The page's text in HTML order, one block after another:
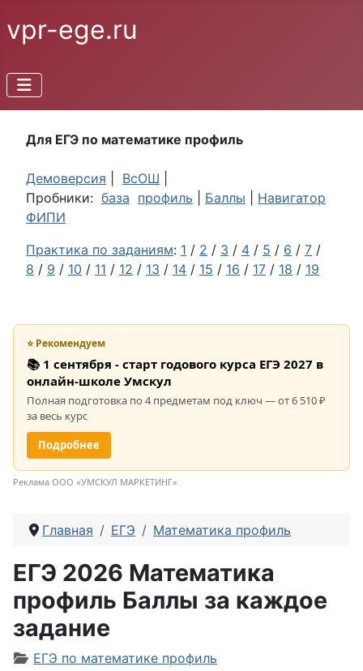
vpr-ege.ru
Для ЕГЭ по математике профиль
Демоверсия ВсОШ
Пробники: база профиль Баллы
Навигатор
ФИПИ
Практика по заданиям: 1 / 2 / 3 / 4 / 5 / 6 / 7 /
8 / 9 / 10 / 11 / 12 / 13 / 14 / 15 / 16 / 17 / 18 / 19
⭐ Рекомендуем
📚 1 сентября - старт годового курса ЕГЭ 2027 в
онлайн-школе Умскул
Полная подготовка по 4 предметам под ключ — от 6 510 ₽
за весь курс
Подробнее
Реклама ООО «УМСКУЛ МАРКЕТИНГ»
Главная ЕГЭ Математика профиль
ЕГЭ 2026 Математика
профиль Баллы за каждое
задание
Информация о материале
ЕГЭ по математике профиль